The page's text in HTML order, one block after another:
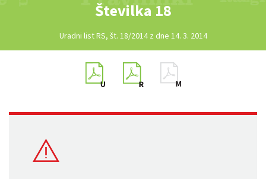
Številka 18
Uradni list RS, št. 18/2014 z dne 14. 3. 2014